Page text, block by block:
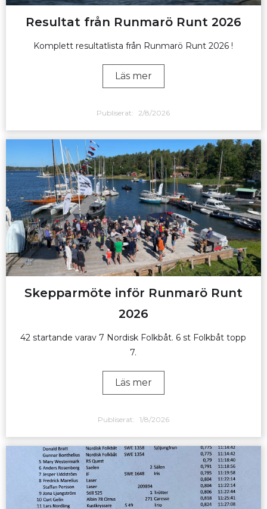
Resultat från Runmarö Runt 2026
Komplett resultatlista från Runmarö Runt 2026 !
Läs mer
Publiserat: 2/8/2026
Skepparmöte inför Runmarö Runt
2026
42 startande varav 7 Nordisk Folkbåt. 6 st Folkbåt topp
7.
Läs mer
Publiserat: 1/8/2026